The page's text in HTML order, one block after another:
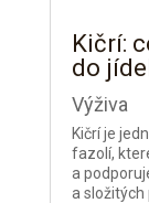
Kičrí:
do
Výživa
Kičrí je
fazolí,
a
a složitých